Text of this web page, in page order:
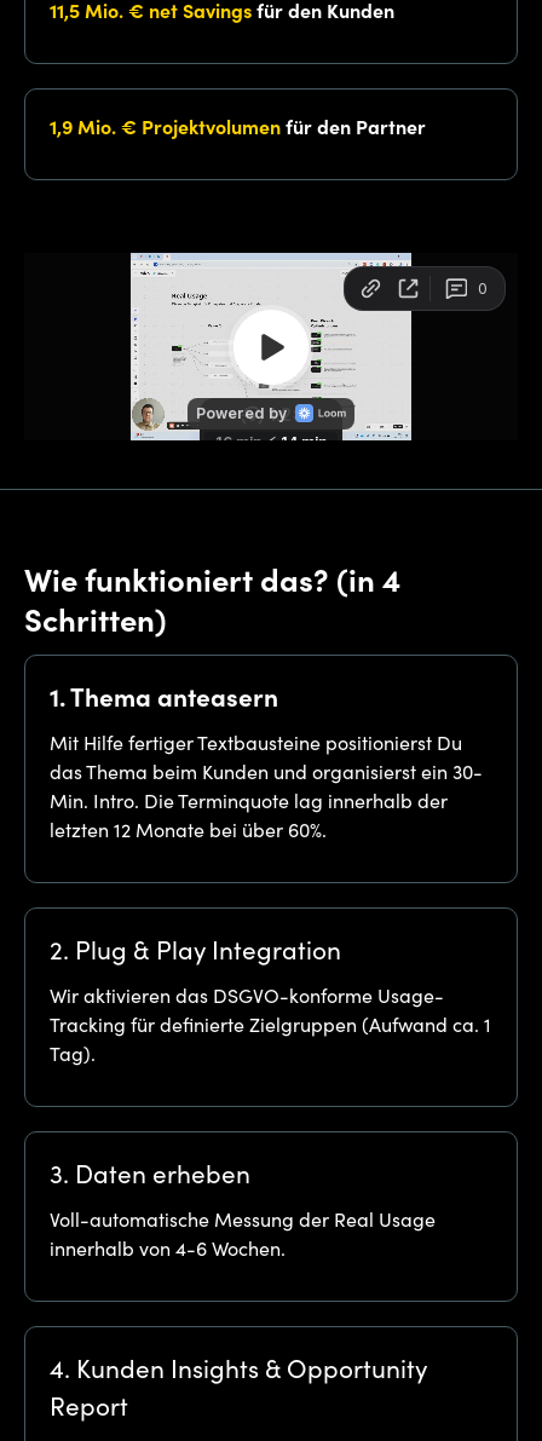
11,5 Mio. € net Savings für den Kunden
1,9 Mio. € Projektvolumen für den Partner
Wie funktioniert das? (in 4
Schritten)
1. Thema anteasern
Mit Hilfe fertiger Textbausteine positionierst Du
das Thema beim Kunden und organisierst ein 30-
Min. Intro. Die Terminquote lag innerhalb der
letzten 12 Monate bei über 60%.
2. Plug & Play Integration
Wir aktivieren das DSGVO-konforme Usage-
Tracking für definierte Zielgruppen (Aufwand ca. 1
Tag).
3. Daten erheben
Voll-automatische Messung der Real Usage
innerhalb von 4-6 Wochen.
4. Kunden Insights & Opportunity
Report